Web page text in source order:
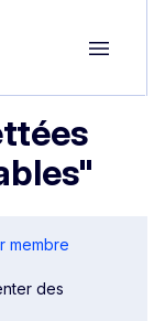
Group
membre
des